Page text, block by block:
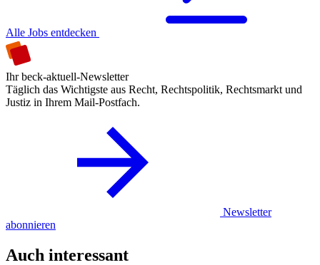
Alle Jobs entdecken
Ihr beck-aktuell-Newsletter
Täglich das Wichtigste aus Recht, Rechtspolitik, Rechtsmarkt und
Justiz in Ihrem Mail-Postfach.
Newsletter
abonnieren
Auch interessant